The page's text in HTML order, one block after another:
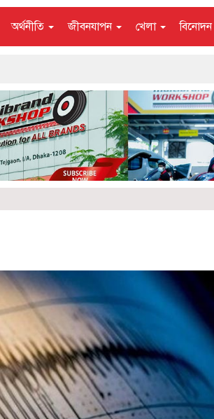
অর্থনীতি জীবনযাপন খেলা বিনোদন